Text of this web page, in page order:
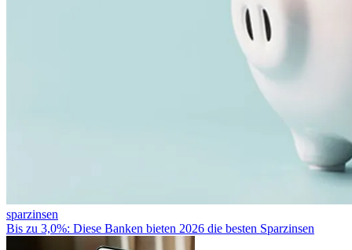
sparzinsen
Bis zu 3,0%: Diese Banken bieten 2026 die besten Sparzinsen